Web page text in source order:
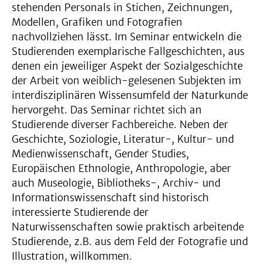
stehenden Personals in Stichen, Zeichnungen,
Modellen, Grafiken und Fotografien
nachvollziehen lässt. Im Seminar entwickeln die
Studierenden exemplarische Fallgeschichten, aus
denen ein jeweiliger Aspekt der Sozialgeschichte
der Arbeit von weiblich-gelesenen Subjekten im
interdisziplinären Wissensumfeld der Naturkunde
hervorgeht. Das Seminar richtet sich an
Studierende diverser Fachbereiche. Neben der
Geschichte, Soziologie, Literatur-, Kultur- und
Medienwissenschaft, Gender Studies,
Europäischen Ethnologie, Anthropologie, aber
auch Museologie, Bibliotheks-, Archiv- und
Informationswissenschaft sind historisch
interessierte Studierende der
Naturwissenschaften sowie praktisch arbeitende
Studierende, z.B. aus dem Feld der Fotografie und
Illustration, willkommen.